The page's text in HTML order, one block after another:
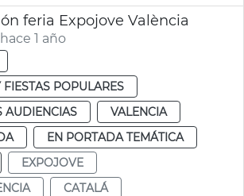
feria Expojove València
1 año
FIESTAS POPULARES
AUDIENCIAS
VALENCIA
EN PORTADA TEMÁTICA
EXPOJOVE
CATALÁ